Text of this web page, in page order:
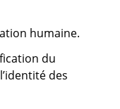
humaine.
du
des